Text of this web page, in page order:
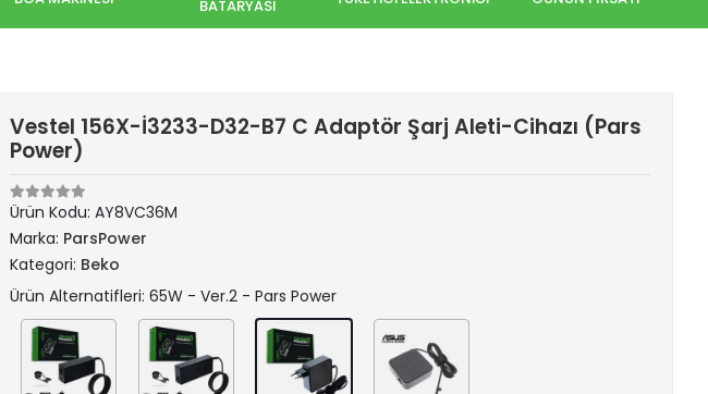
BATARYASI
Vestel 156X-İ3233-D32-B7 C Adaptör Şarj Aleti-Cihazı (Pars
Power)
Ürün Kodu: AY8VC36M
Marka: ParsPower
Kategori: Beko
Ürün Alternatifleri: 65W - Ver.2 - Pars Power